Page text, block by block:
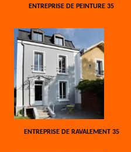
ENTREPRISE DE PEINTURE 35
ENTREPRISE DE RAVALEMENT 35